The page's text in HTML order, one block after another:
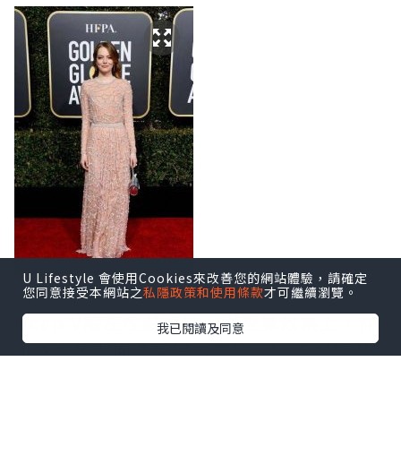
2)Deep V
Deep V除左性感之外，從視覺效果上，仲
可以令臉型同身型望落去瘦一D，對於敢於
U Lifestyle 會使用Cookies來改善您的網站體驗，請確定
您同意接受本網站之私隱政策和使用條款才可繼續瀏覽。
我已閱讀及同意